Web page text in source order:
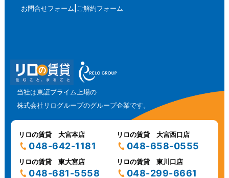
お問合せフォーム ご解約フォーム
当社は東証プライム上場の
株式会社リログループのグループ企業です。
リロの賃貸 大宮本店
048-642-1181
リロの賃貸 大宮西口店
048-658-0555
リロの賃貸 東大宮店
048-681-5558
リロの賃貸 東川口店
048-299-6661